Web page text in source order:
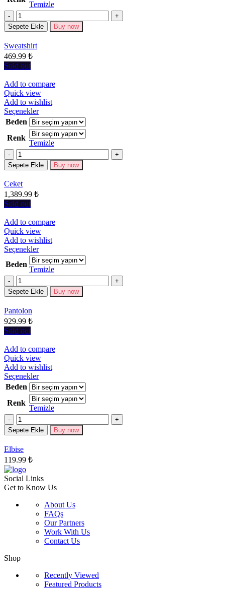
varyasyonu
Seçenekler
Temizle
Miktar
Sepete Ekle Buy now
Sweatshirt
469.99 ₺
Sold out
Add to compare
Quick view
Add to wishlist
SeçeneklerBu
ürünün
birden
fazla
varyasyonu
Seçenekler
seçilebilir
Beden
Renk
Temizle
Miktar
Sepete Ekle Buy now
Ceket
1,389.99 ₺
Sold out
Add to compare
Quick view
Add to wishlist
SeçeneklerBu
ürünün
birden
fazla
varyasyonu
var.
Beden
Temizle
Miktar
Sepete Ekle Buy now
Pantolon
929.99 ₺
Sold out
Add to compare
Quick view
Add to wishlist
SeçeneklerBu
ürünün
birden
fazla
varyasyonu
Seçenekler
Beden
Renk
Temizle
Miktar
Sepete Ekle Buy now
Elbise
119.99 ₺
Social Links
Get to Know Us
About Us
FAQs
Our Partners
Work With Us
Contact Us
Shop
Recently Viewed
Featured Products